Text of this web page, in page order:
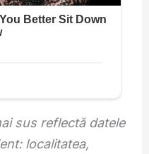
sus reflectă datele
localitatea,